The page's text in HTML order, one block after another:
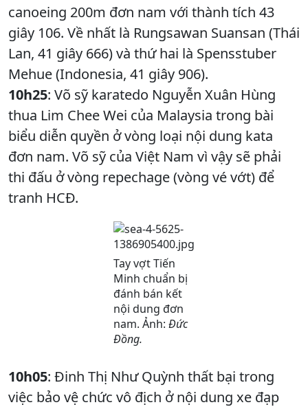
canoeing 200m đơn nam với thành tích 43
giây 106. Về nhất là Rungsawan Suansan (Thái
Lan, 41 giây 666) và thứ hai là Spensstuber
Mehue (Indonesia, 41 giây 906).
10h25: Võ sỹ karatedo Nguyễn Xuân Hùng
thua Lim Chee Wei của Malaysia trong bài
biểu diễn quyền ở vòng loại nội dung kata
đơn nam. Võ sỹ của Việt Nam vì vậy sẽ phải
thi đấu ở vòng repechage (vòng vé vớt) để
tranh HCĐ.
Tay vợt Tiến
Minh chuẩn bị
đánh bán kết
nội dung đơn
nam. Ảnh: Đức
Đồng.
10h05: Đinh Thị Như Quỳnh thất bại trong
việc bảo vệ chức vô địch ở nội dung xe đạp